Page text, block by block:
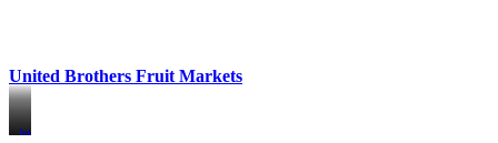
United Brothers Fruit Markets
https://www.unitedbrothersfruitmarkets.com/
https://www.unitedbrothersfruitmarkets.com/